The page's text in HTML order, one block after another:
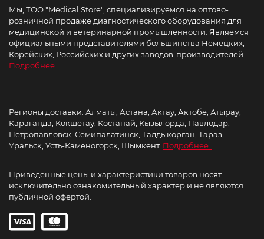
Мы, ТОО "Medical Store", специализируемся на оптово-
розничной продаже диагностического оборудования для
медицинской и ветеринарной промышленности. Являемся
официальными представителями большинства Немецких,
Корейских, Российских и других заводов-производителей.
Подробнее...
Регионы доставки: Алматы, Астана, Актау, Актобе, Атырау,
Караганда, Кокшетау, Костанай, Кызылорда, Павлодар,
Петропавловск, Семипалатинск, Талдыкорган, Тараз,
Уральск, Усть-Каменогорск, Шымкент. Подробнее..
Приведённые цены и характеристики товаров носят
исключительно ознакомительный характер и не являются
публичной офертой.